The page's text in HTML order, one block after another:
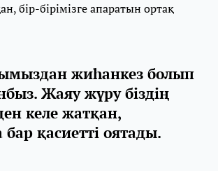
бір-бірімізге апаратын ортақ
жиһанкез болып
Жаяу жүру біздің
келе жатқан,
қасиетті оятады.